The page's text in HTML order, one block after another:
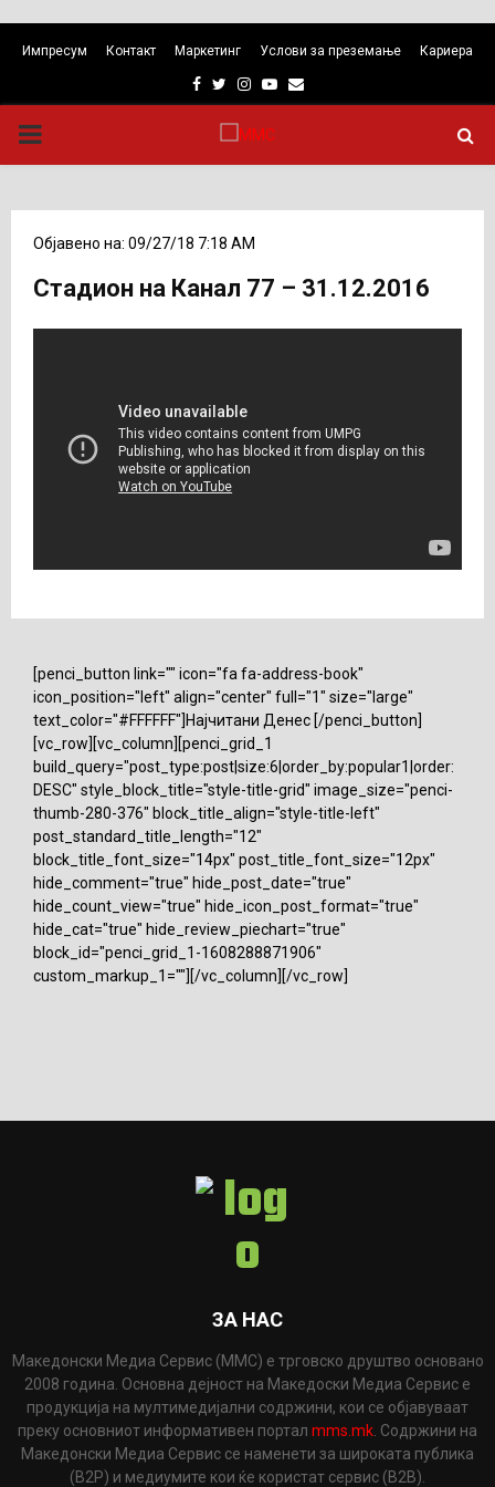
Импресум Контакт Маркетинг Услови за преземање Кариера
Facebook
TwitterInstagram
Youtube
Email
PRIMARY
Објавено на: 09/27/18 7:18 AM
Стадион на Канал 77 – 31.12.2016
[penci_button link="" icon="fa fa-address-book"
icon_position="left" align="center" full="1" size="large"
text_color="#FFFFFF"]Најчитани Денес [/penci_button]
[vc_row][vc_column][penci_grid_1
build_query="post_type:post|size:6|order_by:popular1|order:
DESC" style_block_title="style-title-grid" image_size="penci-
thumb-280-376" block_title_align="style-title-left"
post_standard_title_length="12"
block_title_font_size="14px" post_title_font_size="12px"
hide_comment="true" hide_post_date="true"
hide_count_view="true" hide_icon_post_format="true"
hide_cat="true" hide_review_piechart="true"
block_id="penci_grid_1-1608288871906"
custom_markup_1=""][/vc_column][/vc_row]
ЗА НАС
Македонски Медиа Сервис (ММС) е трговско друштво основано
2008 година. Основна дејност на Македоски Медиа Сервис е
продукција на мултимедијални содржини, кои се објавуваат
преку основниот информативен портал mms.mk . Содржини на
Македонски Медиа Сервис се наменети за широката публика
(B2P) и медиумите кои ќе користат сервис (B2B).